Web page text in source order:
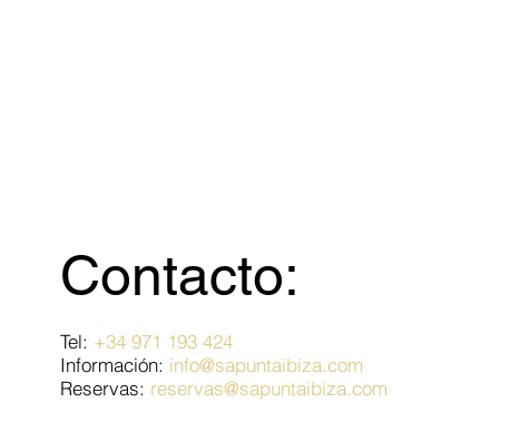
Contacto:
Tel: +34 971 193 424
Información: info@sapuntaibiza.com
Reservas: reservas@sapuntaibiza.com